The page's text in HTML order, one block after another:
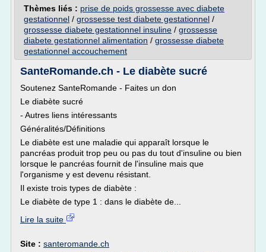
Thèmes liés : prise de poids grossesse avec diabete
gestationnel / grossesse test diabete gestationnel /
grossesse diabete gestationnel insuline / grossesse
diabete gestationnel alimentation / grossesse diabete
gestationnel accouchement
SanteRomande.ch - Le diabète sucré
Soutenez SanteRomande - Faites un don
Le diabète sucré
- Autres liens intéressants
Généralités/Définitions
Le diabète est une maladie qui apparaît lorsque le
pancréas produit trop peu ou pas du tout d'insuline ou bien
lorsque le pancréas fournit de l'insuline mais que
l'organisme y est devenu résistant.
Il existe trois types de diabète :
Le diabète de type 1 : dans le diabète de...
Lire la suite
Site : santeromande.ch